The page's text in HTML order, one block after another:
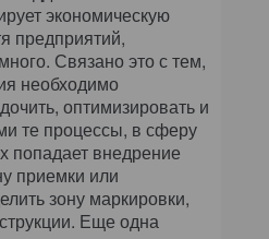
экономическую
предприятий,
Связано это с тем,
необходимо
оптимизировать и
те процессы, в сферу
попадает внедрение
приемки или
зону маркировки,
Еще одна